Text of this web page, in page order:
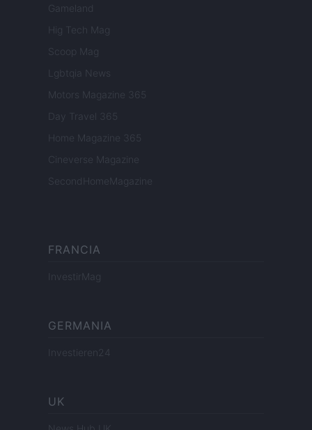
Gameland
Hig Tech Mag
Scoop Mag
Lgbtqia News
Motors Magazine 365
Day Travel 365
Home Magazine 365
Cineverse Magazine
SecondHomeMagazine
FRANCIA
InvestirMag
GERMANIA
Investieren24
UK